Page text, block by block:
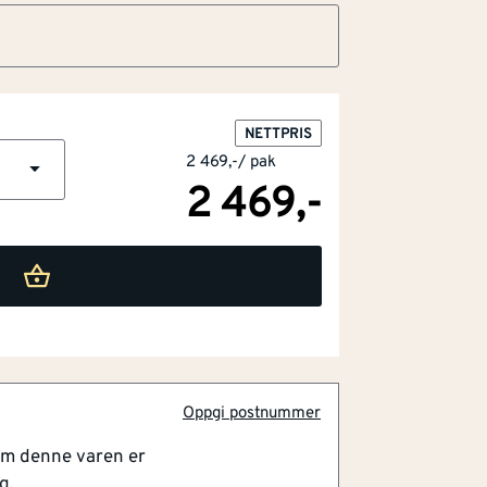
NETTPRIS
2 469,-/ pak
2 469,-
Oppgi postnummer
denne varen er
eller torx bits